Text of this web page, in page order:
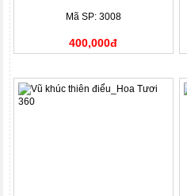
Mã SP: 3008
400,000đ